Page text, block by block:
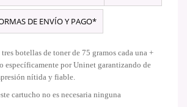
DE ENVÍO Y PAGO*
botellas de toner de 75 gramos cada una +
específicamente por Uninet garantizando de
nítida y fiable.
cartucho no es necesaria ninguna